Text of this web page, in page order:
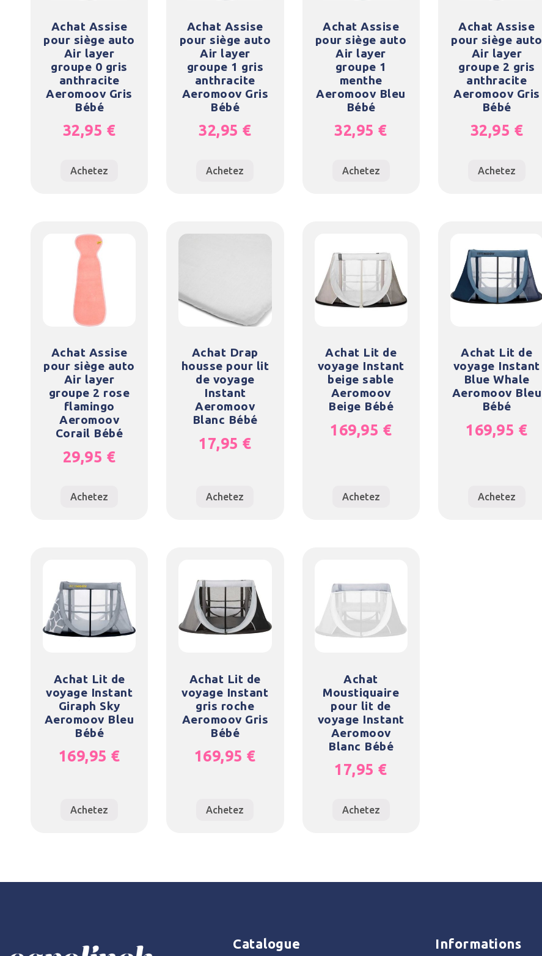
Achat Assise
pour siège auto
Air layer
groupe 0 gris
anthracite
Aeromoov Gris
Bébé
32,95 €
Achetez
Achat Assise
pour siège auto
Air layer
groupe 1 gris
anthracite
Aeromoov Gris
Bébé
32,95 €
Achetez
Achat Assise
pour siège auto
Air layer
groupe 1
menthe
Aeromoov Bleu
Bébé
32,95 €
Achetez
Achat Assise
pour siège auto
Air layer
groupe 2 gris
anthracite
Aeromoov Gris
Bébé
32,95 €
Achetez
Achat Assise
pour siège auto
Air layer
groupe 2 rose
flamingo
Aeromoov
Corail Bébé
29,95 €
Achetez
Achat Drap
housse pour lit
de voyage
Instant
Aeromoov
Blanc Bébé
17,95 €
Achetez
Achat Lit de
voyage Instant
beige sable
Aeromoov
Beige Bébé
169,95 €
Achetez
Achat Lit de
voyage Instant
Blue Whale
Aeromoov Bleu
Bébé
169,95 €
Achetez
Achat Lit de
voyage Instant
Giraph Sky
Aeromoov Bleu
Bébé
169,95 €
Achetez
Achat Lit de
voyage Instant
gris roche
Aeromoov Gris
Bébé
169,95 €
Achetez
Achat
Moustiquaire
pour lit de
voyage Instant
Aeromoov
Blanc Bébé
17,95 €
Achetez
Catalogue Informations